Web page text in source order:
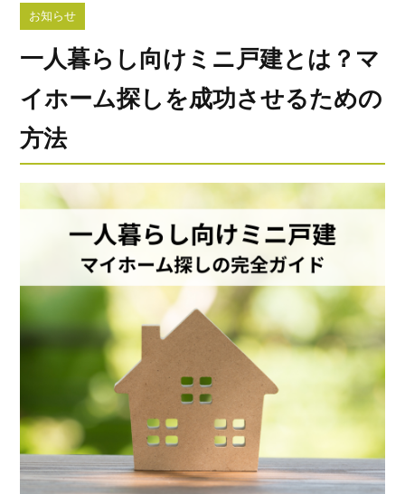
お知らせ
一人暮らし向けミニ戸建とは？マ
イホーム探しを成功させるための
方法